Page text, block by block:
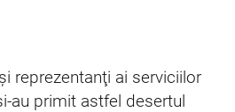
reprezentanţi ai serviciilor
au primit astfel desertul